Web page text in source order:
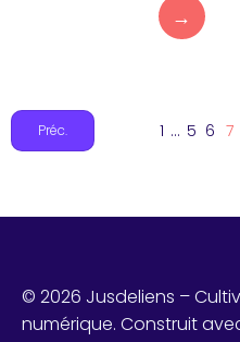
→
Préc. 1 … 5 6 7
© 2026 Jusdeliens –
numérique. Construit